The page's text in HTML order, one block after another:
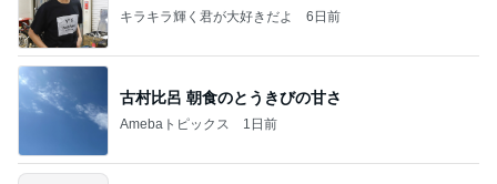
キラキラ輝く君が大好きだよ 6日前
古村比呂 朝食のとうきびの甘さ
Amebaトピックス 1日前